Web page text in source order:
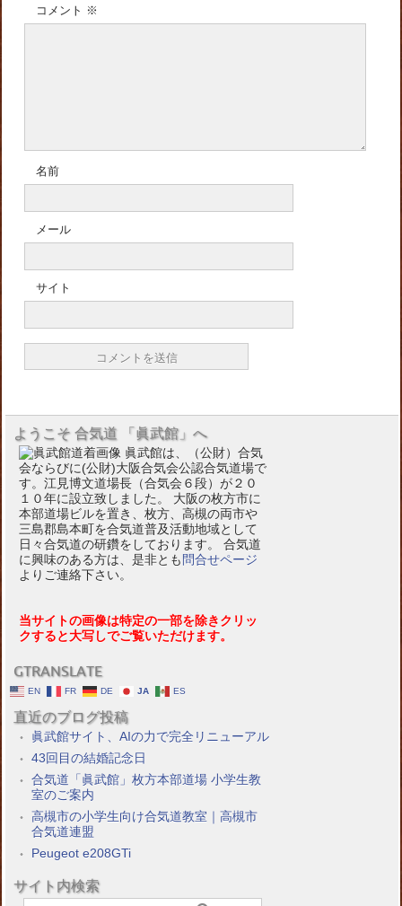
コメント ※
名前
メール
サイト
ようこそ 合気道 「眞武館」へ
眞武館は、（公財）合気
会ならびに(公財)大阪合気会公認合気道場で
す。江見博文道場長（合気会６段）が２０
１０年に設立致しました。 大阪の枚方市に
本部道場ビルを置き、枚方、高槻の両市や
三島郡島本町を合気道普及活動地域として
日々合気道の研鑽をしております。 合気道
に興味のある方は、是非とも 問合せページ
よりご連絡下さい。
当サイトの画像は特定の一部を除きクリッ
クすると大写しでご覧いただけます。
GTRANSLATE
EN FR DE JA ES
直近のブログ投稿
眞武館サイト、AIの力で完全リニューアル
43回目の結婚記念日
合気道「眞武館」枚方本部道場 小学生教
室のご案内
高槻市の小学生向け合気道教室｜高槻市
合気道連盟
Peugeot e208GTi
サイト内検索